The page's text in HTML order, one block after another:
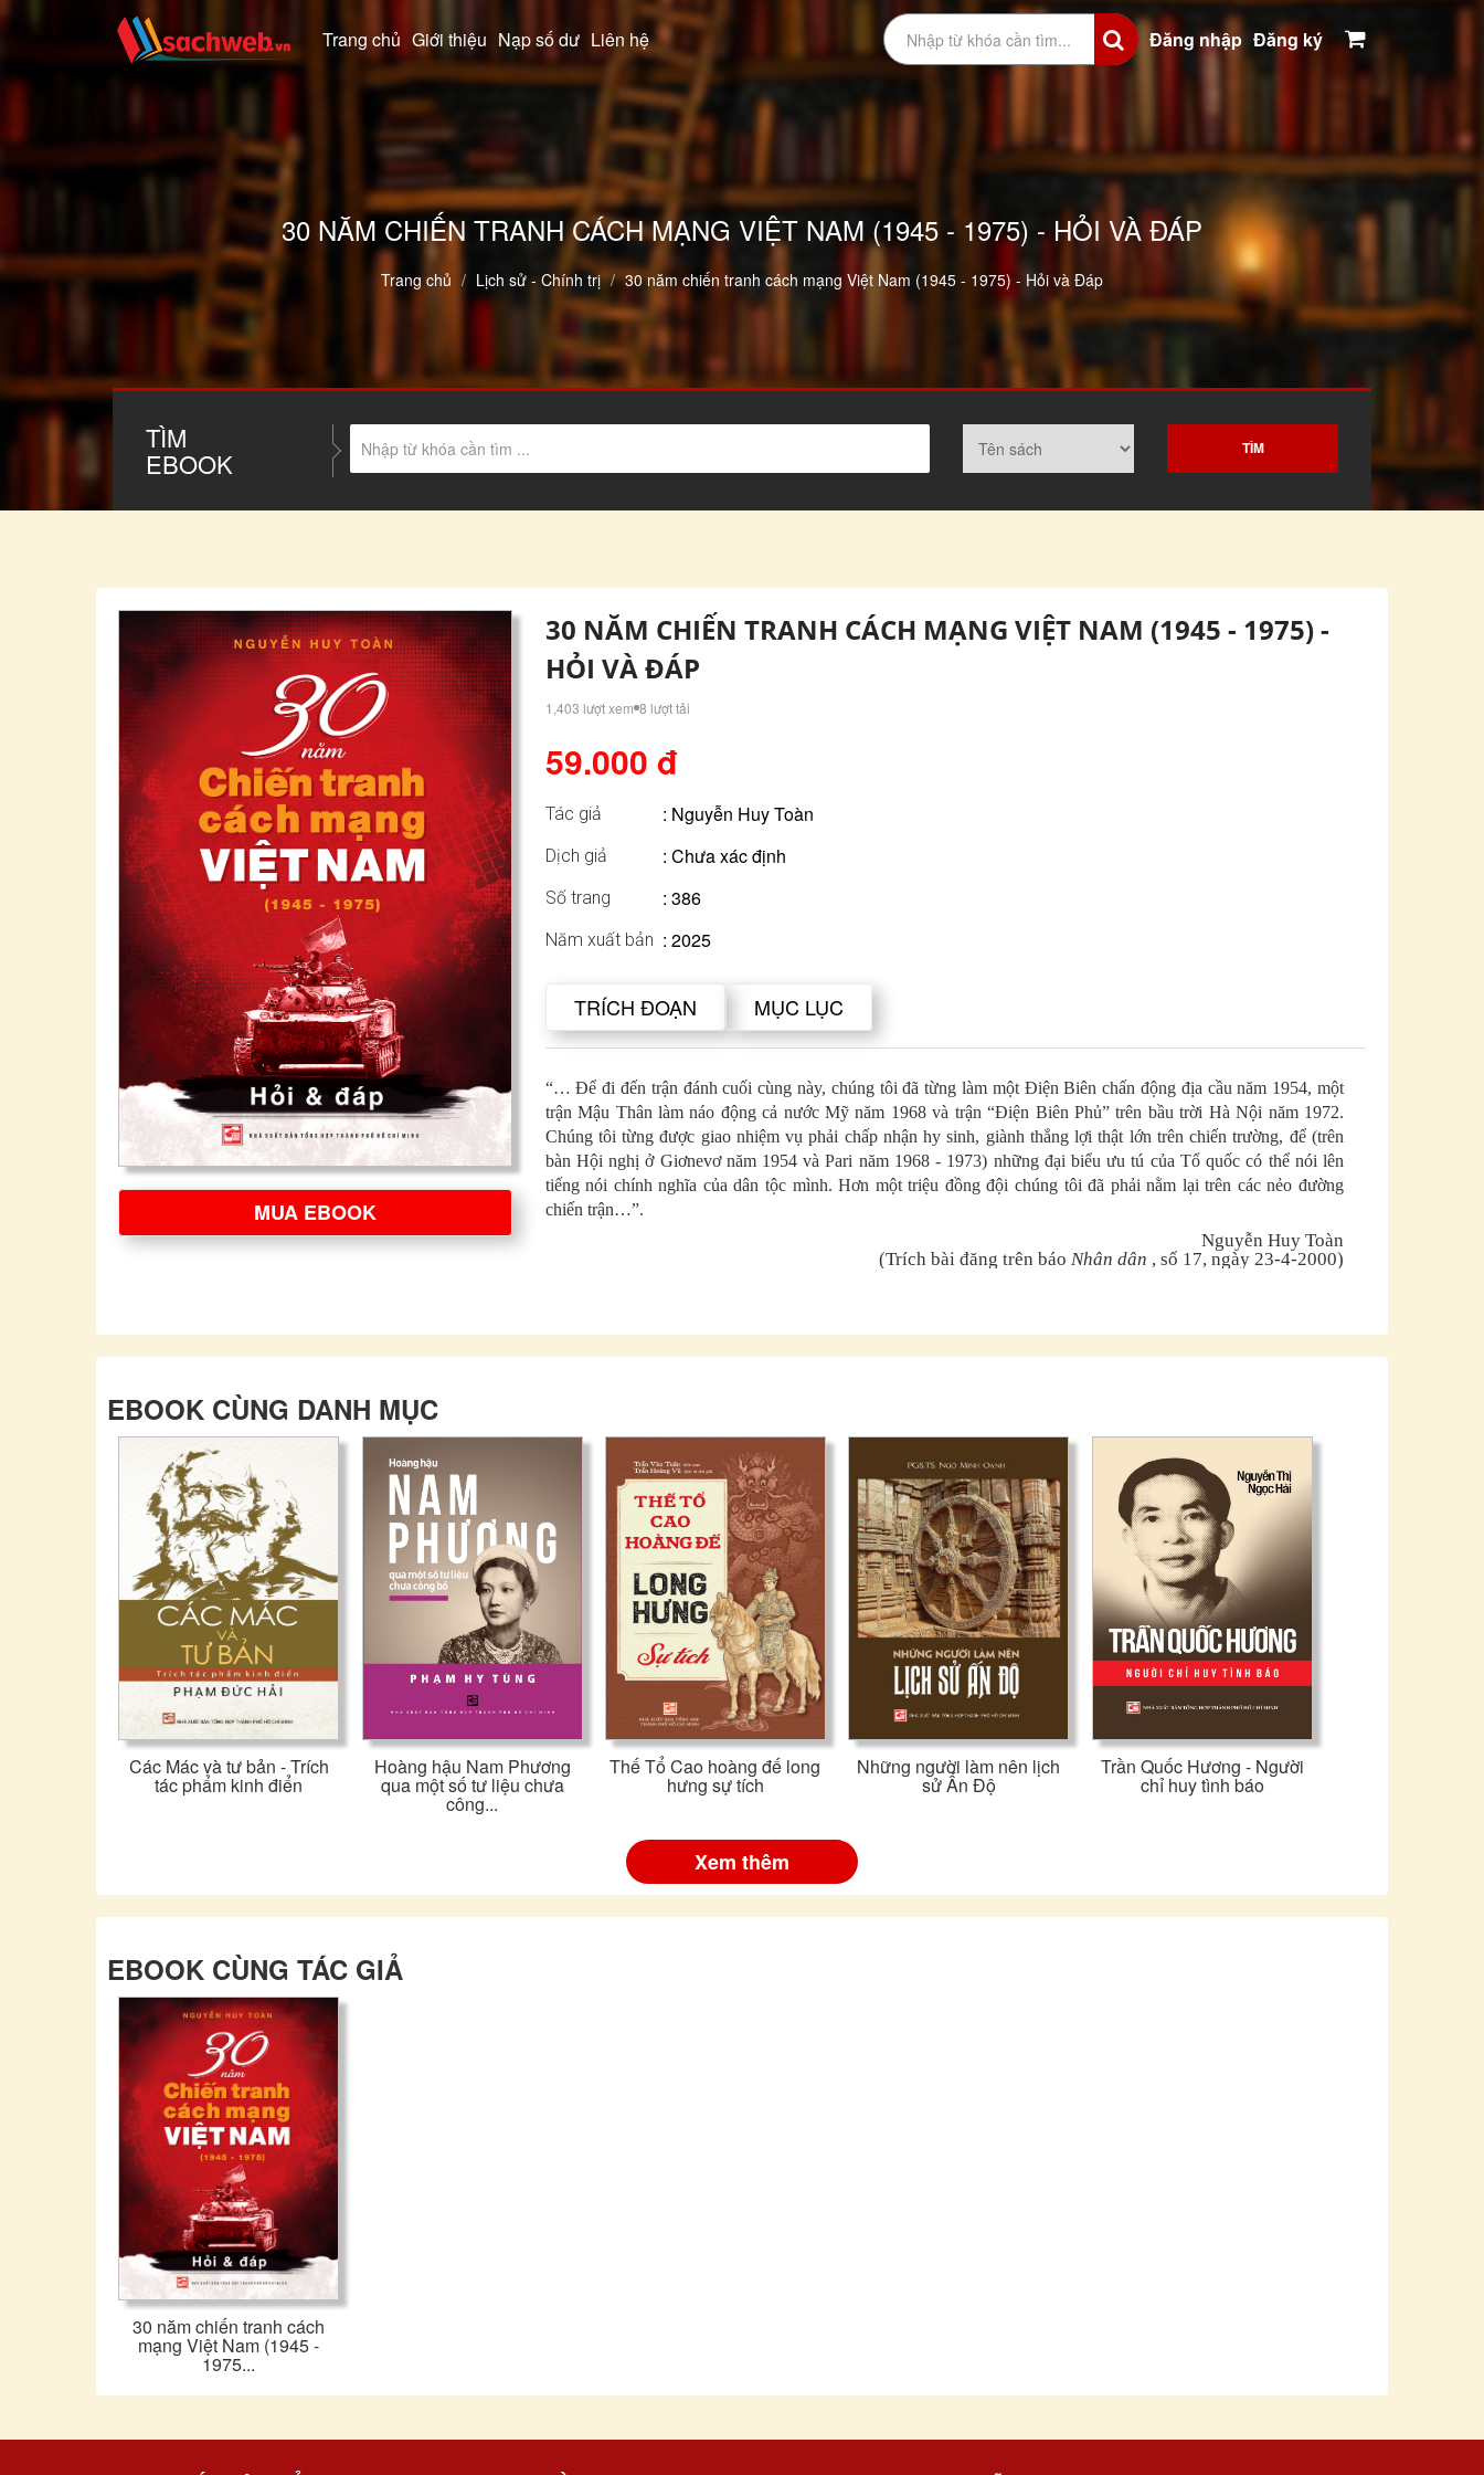
Trang chủ Giới thiệu Nạp số dư Liên hệ Đăng nhập Đăng ký
30 NĂM CHIẾN TRANH CÁCH MẠNG VIỆT NAM (1945 - 1975) - HỎI VÀ ĐÁP
Trang chủ Lịch sử - Chính trị 30 năm chiến tranh cách mạng Việt Nam (1945 - 1975) - Hỏi và Đáp
TÌM
EBOOK
MUA EBOOK
30 NĂM CHIẾN TRANH CÁCH MẠNG VIỆT NAM (1945 - 1975) -
HỎI VÀ ĐÁP
1,403 lượt xem 8 lượt tải
59.000 đ
Tác giả : Nguyễn Huy Toàn
Dịch giả : Chưa xác định
Số trang : 386
Năm xuất bản : 2025
TRÍCH ĐOẠN MỤC LỤC
“… Để đi đến trận đánh cuối cùng này, chúng tôi đã từng làm một Điện Biên chấn động địa cầu năm 1954, một
trận Mậu Thân làm náo động cả nước Mỹ năm 1968 và trận “Điện Biên Phủ” trên bầu trời Hà Nội năm 1972.
Chúng tôi từng được giao nhiệm vụ phải chấp nhận hy sinh, giành thắng lợi thật lớn trên chiến trường, để (trên
bàn Hội nghị ở Giơnevơ năm 1954 và Pari năm 1968 - 1973) những đại biểu ưu tú của Tổ quốc có thể nói lên
tiếng nói chính nghĩa của dân tộc mình. Hơn một triệu đồng đội chúng tôi đã phải nằm lại trên các nẻo đường
chiến trận…”.
Nguyễn Huy Toàn
(Trích bài đăng trên báo Nhân dân , số 17, ngày 23-4-2000)
EBOOK CÙNG DANH MỤC
Các Mác và tư bản - Trích
tác phẩm kinh điển
Hoàng hậu Nam Phương
qua một số tư liệu chưa
công...
Thế Tổ Cao hoàng đế long
hưng sự tích
Những người làm nên lịch
sử Ấn Độ
Trần Quốc Hương - Người
chỉ huy tình báo
Xem thêm
EBOOK CÙNG TÁC GIẢ
30 năm chiến tranh cách
mạng Việt Nam (1945 -
1975...